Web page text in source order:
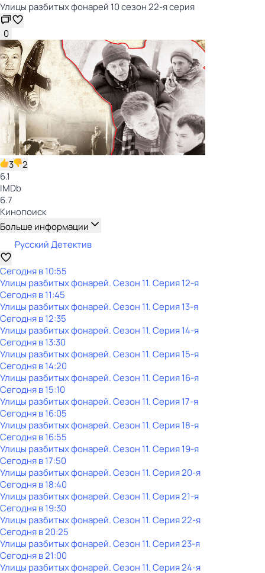
Улицы разбитых фонарей 10 сезон 22-я серия
0
3
2
6.1
IMDb
6.7
Кинопоиск
Больше информации
Русский Детектив
Сегодня в 10:55
Улицы разбитых фонарей. Сезон 11. Серия 12-я
Сегодня в 11:45
Улицы разбитых фонарей. Сезон 11. Серия 13-я
Сегодня в 12:35
Улицы разбитых фонарей. Сезон 11. Серия 14-я
Сегодня в 13:30
Улицы разбитых фонарей. Сезон 11. Серия 15-я
Сегодня в 14:20
Улицы разбитых фонарей. Сезон 11. Серия 16-я
Сегодня в 15:10
Улицы разбитых фонарей. Сезон 11. Серия 17-я
Сегодня в 16:05
Улицы разбитых фонарей. Сезон 11. Серия 18-я
Сегодня в 16:55
Улицы разбитых фонарей. Сезон 11. Серия 19-я
Сегодня в 17:50
Улицы разбитых фонарей. Сезон 11. Серия 20-я
Сегодня в 18:40
Улицы разбитых фонарей. Сезон 11. Серия 21-я
Сегодня в 19:30
Улицы разбитых фонарей. Сезон 11. Серия 22-я
Сегодня в 20:25
Улицы разбитых фонарей. Сезон 11. Серия 23-я
Сегодня в 21:00
Улицы разбитых фонарей. Сезон 11. Серия 24-я